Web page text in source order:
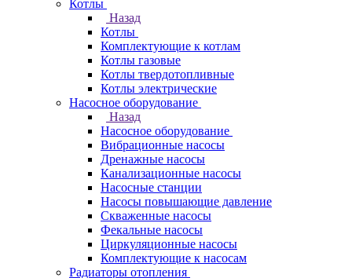
Котлы
Назад
Котлы
Комплектующие к котлам
Котлы газовые
Котлы твердотопливные
Котлы электрические
Насосное оборудование
Назад
Насосное оборудование
Вибрационные насосы
Дренажные насосы
Канализационные насосы
Насосные станции
Насосы повышающие давление
Скваженные насосы
Фекальные насосы
Циркуляционные насосы
Комплектующие к насосам
Радиаторы отопления